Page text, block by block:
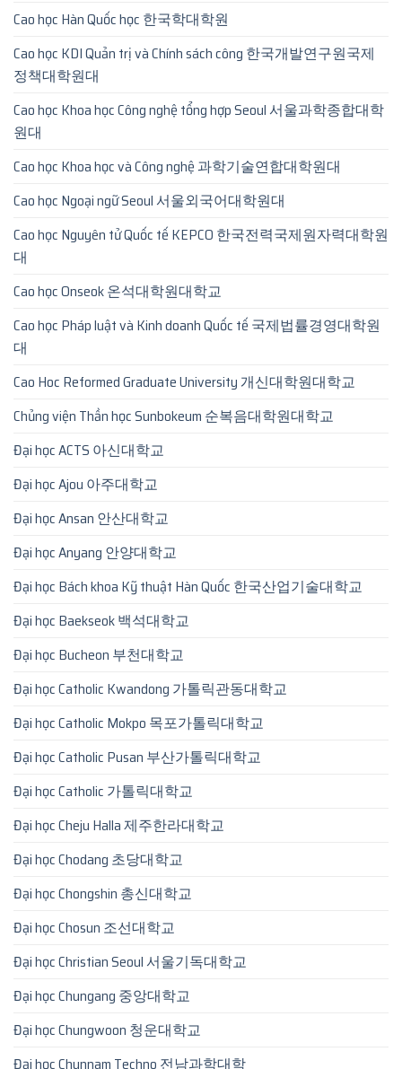
Cao học Hàn Quốc học 한국학대학원
Cao học KDI Quản trị và Chính sách công 한국개발연구원국제
정책대학원대
Cao học Khoa học Công nghệ tổng hợp Seoul 서울과학종합대학
원대
Cao học Khoa học và Công nghệ 과학기술연합대학원대
Cao học Ngoại ngữ Seoul 서울외국어대학원대
Cao học Nguyên tử Quốc tế KEPCO 한국전력국제원자력대학원
대
Cao học Onseok 온석대학원대학교
Cao học Pháp luật và Kinh doanh Quốc tế 국제법률경영대학원
대
Cao Hoc Reformed Graduate University 개신대학원대학교
Chủng viện Thần học Sunbokeum 순복음대학원대학교
Đại học ACTS 아신대학교
Đại học Ajou 아주대학교
Đại học Ansan 안산대학교
Đại học Anyang 안양대학교
Đại học Bách khoa Kỹ thuật Hàn Quốc 한국산업기술대학교
Đại học Baekseok 백석대학교
Đại học Bucheon 부천대학교
Đại học Catholic Kwandong 가톨릭관동대학교
Đại học Catholic Mokpo 목포가톨릭대학교
Đại học Catholic Pusan 부산가톨릭대학교
Đại học Catholic 가톨릭대학교
Đại học Cheju Halla 제주한라대학교
Đại học Chodang 초당대학교
Đại học Chongshin 총신대학교
Đại học Chosun 조선대학교
Đại học Christian Seoul 서울기독대학교
Đại học Chungang 중앙대학교
Đại học Chungwoon 청운대학교
Đại học Chunnam Techno 전남과학대학